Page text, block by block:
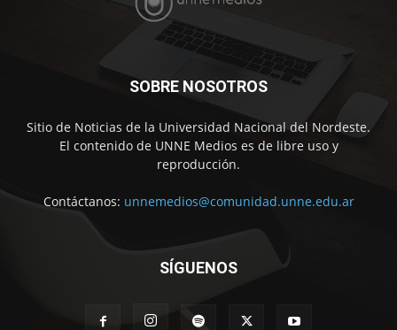
SOBRE NOSOTROS
Sitio de Noticias de la Universidad Nacional del Nordeste.
El contenido de UNNE Medios es de libre uso y
reproducción.
Contáctanos: unnemedios@comunidad.unne.edu.ar
SÍGUENOS